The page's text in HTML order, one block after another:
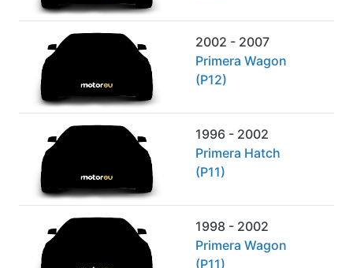
2002 - 2007
Primera Wagon
(P12)
1996 - 2002
Primera Hatch
(P11)
1998 - 2002
Primera Wagon
(P11)